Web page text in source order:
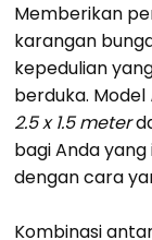
Memberikan
karangan
kepedulian
berduka. Model
2.5 x 1.5 meter
bagi Anda
dengan cara
Kombinasi